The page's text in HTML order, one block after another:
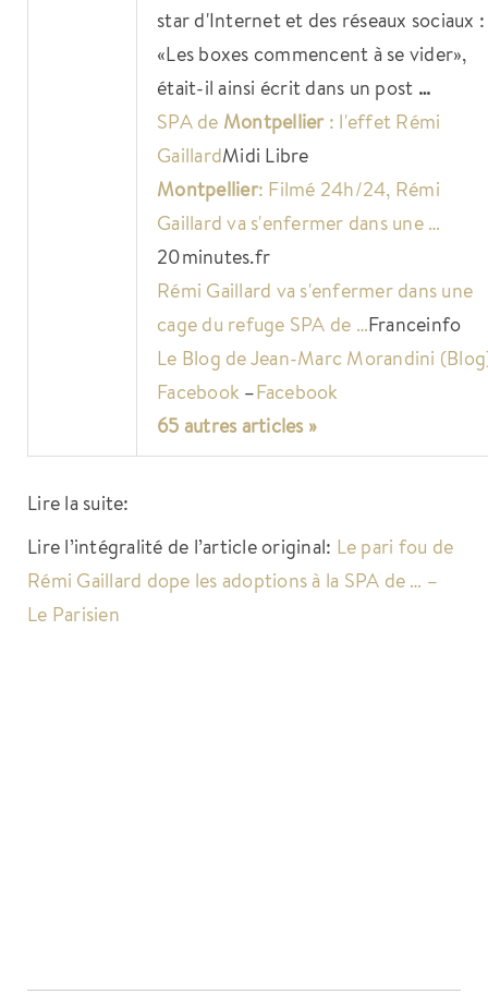
star d'Internet et des réseaux sociaux :
«Les boxes commencent à se vider»,
était-il ainsi écrit dans un post …
SPA de Montpellier: l'effet Rémi
GaillardMidi Libre
Montpellier: Filmé 24h/24, Rémi
Gaillard va s'enfermer dans une …
20minutes.fr
Rémi Gaillard va s'enfermer dans une
cage du refuge SPA de …Franceinfo
Le Blog de Jean-Marc Morandini
Facebook –Facebook
65 autres articles »
Lire la suite:
Lire l’intégralité de l’article original: Le pari fou de
Rémi Gaillard dope les adoptions à la SPA de … –
Le Parisien